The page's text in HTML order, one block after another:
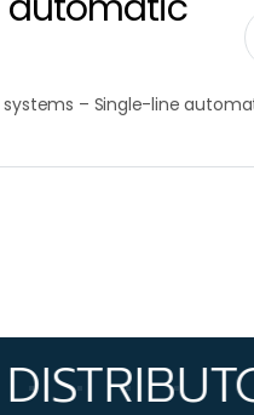
– Single-line